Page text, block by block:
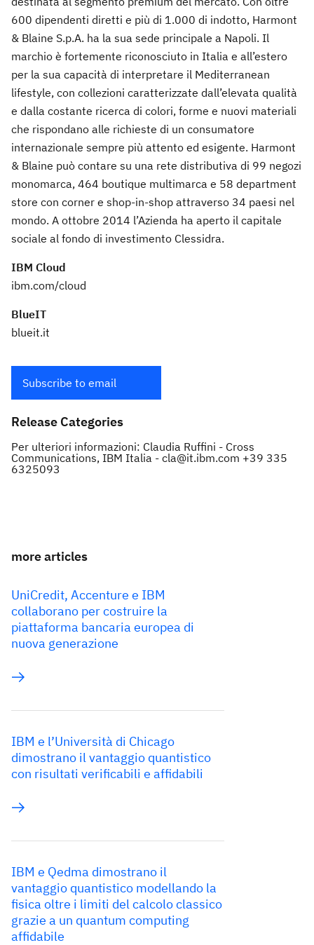
600 dipendenti diretti e più di 1.000 di indotto, Harmont
& Blaine S.p.A. ha la sua sede principale a Napoli. Il
marchio è fortemente riconosciuto in Italia e all’estero
per la sua capacità di interpretare il Mediterranean
lifestyle, con collezioni caratterizzate dall’elevata qualità
e dalla costante ricerca di colori, forme e nuovi materiali
che rispondano alle richieste di un consumatore
internazionale sempre più attento ed esigente. Harmont
& Blaine può contare su una rete distributiva di 99 negozi
monomarca, 464 boutique multimarca e 58 department
store con corner e shop-in-shop attraverso 34 paesi nel
mondo. A ottobre 2014 l’Azienda ha aperto il capitale
sociale al fondo di investimento Clessidra.
IBM Cloud
ibm.com/cloud
BlueIT
blueit.it
Subscribe to email
Release Categories
Per ulteriori informazioni: Claudia Ruffini - Cross
Communications, IBM Italia - cla@it.ibm.com +39 335
6325093
more articles
UniCredit, Accenture e IBM
collaborano per costruire la
piattaforma bancaria europea di
nuova generazione
IBM e l’Università di Chicago
dimostrano il vantaggio quantistico
con risultati verificabili e affidabili
IBM e Qedma dimostrano il
vantaggio quantistico modellando la
fisica oltre i limiti del calcolo classico
grazie a un quantum computing
affidabile